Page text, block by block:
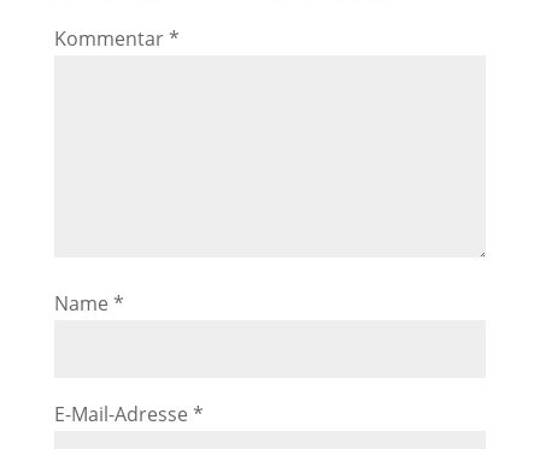
Kommentar*
Name *
E-Mail-Adresse *